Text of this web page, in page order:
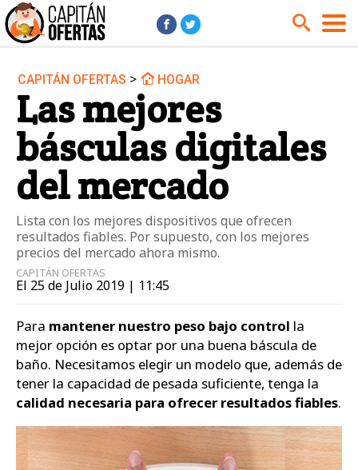
Audio y Música
Cine y Series
Coches
Deportes
Financiero
Hogar
Hoteles
Jardín
Juguetes
Libros
Moda él
Moda ella
Motos
Móviles
Tecnología
TV
Videojuegos
Vuelos
Zapatos
CAPITÁN OFERTAS > HOGAR
Las mejores
básculas digitales
del mercado
Lista con los mejores dispositivos que ofrecen
resultados fiables. Por supuesto, con los mejores
precios del mercado ahora mismo.
CAPITÁN OFERTAS
El 25 de Julio 2019 | 11:45
Para mantener nuestro peso bajo control la
mejor opción es optar por una buena báscula de
baño. Necesitamos elegir un modelo que, además de
tener la capacidad de pesada suficiente, tenga la
calidad necesaria para ofrecer resultados fiables.